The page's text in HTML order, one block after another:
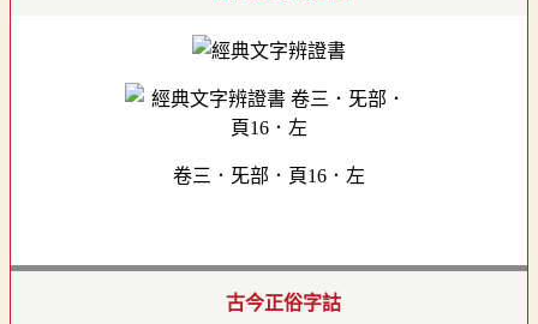
卷三．旡部．頁16．左
古今正俗字詁